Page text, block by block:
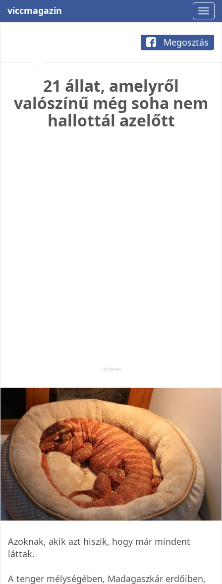
viccmagazin
Megosztás
21 állat, amelyről
valószínű még soha nem
hallottál azelőtt
Azoknak, akik azt hiszik, hogy már mindent
láttak.
A tenger mélységében, Madagaszkár erdőiben,